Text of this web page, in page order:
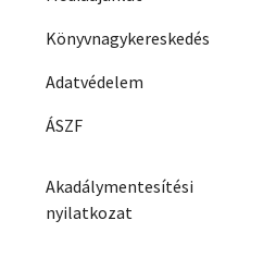
Könyvnagykereskedés
Adatvédelem
ÁSZF
Akadálymentesítési
nyilatkozat